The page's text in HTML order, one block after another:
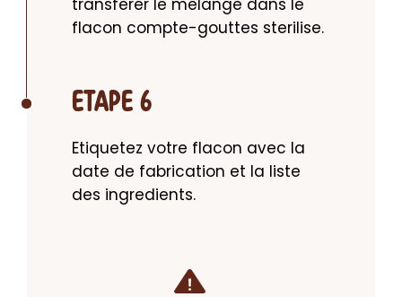
transferer le melange dans le
flacon compte-gouttes sterilise.
ETAPE 6
Etiquetez votre flacon avec la
date de fabrication et la liste
des ingredients.